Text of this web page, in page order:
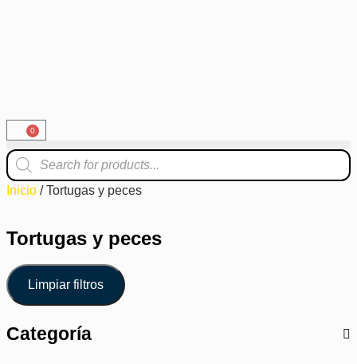
0
Inicio / Tortugas y peces
Tortugas y peces
Limpiar filtros
Categoría